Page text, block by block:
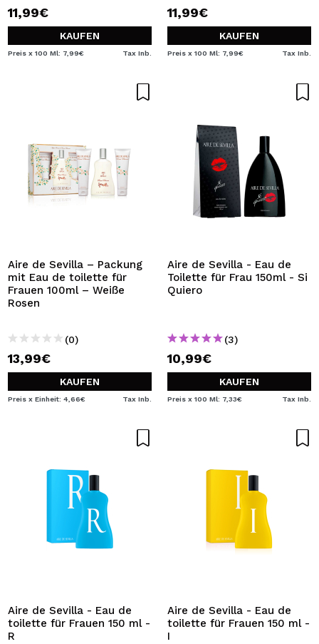
BENUTZERKONTO ERSTELLEN
11,99€
KAUFEN
Preis x 100 Ml: 7,99€ Tax Inb.
11,99€
KAUFEN
Preis x 100 Ml: 7,99€ Tax Inb.
Aire de Sevilla – Packung
mit Eau de toilette für
Frauen 100ml – Weiße
Rosen
(0)
13,99€
KAUFEN
Preis x Einheit: 4,66€ Tax Inb.
Aire de Sevilla - Eau de
Toilette für Frau 150ml - Si
Quiero
(3)
10,99€
KAUFEN
Preis x 100 Ml: 7,33€ Tax Inb.
Aire de Sevilla - Eau de
toilette für Frauen 150 ml -
R
Aire de Sevilla - Eau de
toilette für Frauen 150 ml -
I